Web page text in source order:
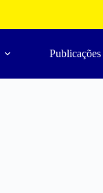
Publicações